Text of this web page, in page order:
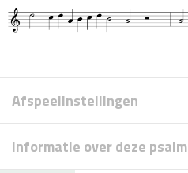
Afspeelinstellingen
Informatie over deze psalm